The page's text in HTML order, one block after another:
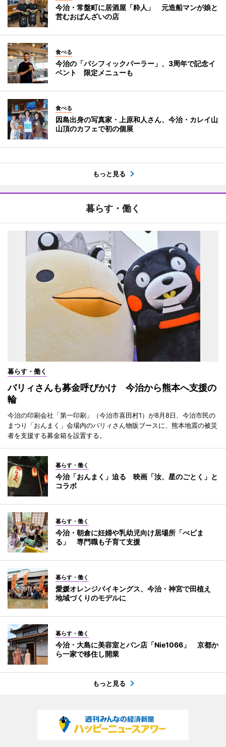
今治・常盤町に居酒屋「粋人」 元造船マンが娘と
営むおばんざいの店
食べる
今治の「パシフィックパーラー」、3周年で記念イ
ベント 限定メニューも
食べる
因島出身の写真家・上原和人さん、今治・カレイ山
山頂のカフェで初の個展
もっと見る
暮らす・働く
暮らす・働く
バリィさんも募金呼びかけ 今治から熊本へ支援の
輪
今治の印刷会社「第一印刷」（今治市喜田村1）が8月8日、今治市民の
まつり「おんまく」会場内のバリィさん物販ブースに、熊本地震の被災
者を支援する募金箱を設置する。
暮らす・働く
今治「おんまく」迫る 映画「汝、星のごとく」と
コラボ
暮らす・働く
今治・朝倉に妊婦や乳幼児向け居場所「べビま
る」 専門職も子育て支援
暮らす・働く
愛媛オレンジバイキングス、今治・神宮で田植え
地域づくりのモデルに
暮らす・働く
今治・大島に美容室とパン店「Nie1066」 京都か
ら一家で移住し開業
もっと見る